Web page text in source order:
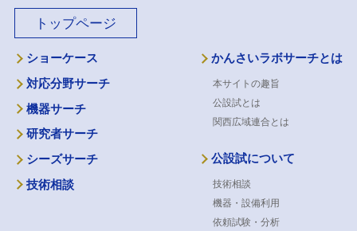
トップページ
ショーケース
対応分野サーチ
機器サーチ
研究者サーチ
シーズサーチ
技術相談
かんさいラボサーチとは
本サイトの趣旨
公設試とは
関西広域連合とは
公設試について
技術相談
機器・設備利用
依頼試験・分析